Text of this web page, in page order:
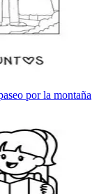
por la montaña